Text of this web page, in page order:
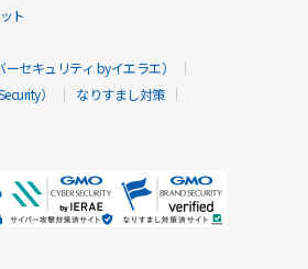
ト
セキュリティ byイエラエ）
）
なりすまし対策